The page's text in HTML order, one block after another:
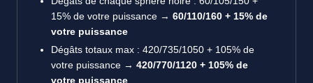
15% de votre puissance → 60/110/160 + 15% de
votre puissance
Dégâts totaux max : 420/735/1050 + 105% de
votre puissance → 420/770/1120 + 105% de
votre puissance